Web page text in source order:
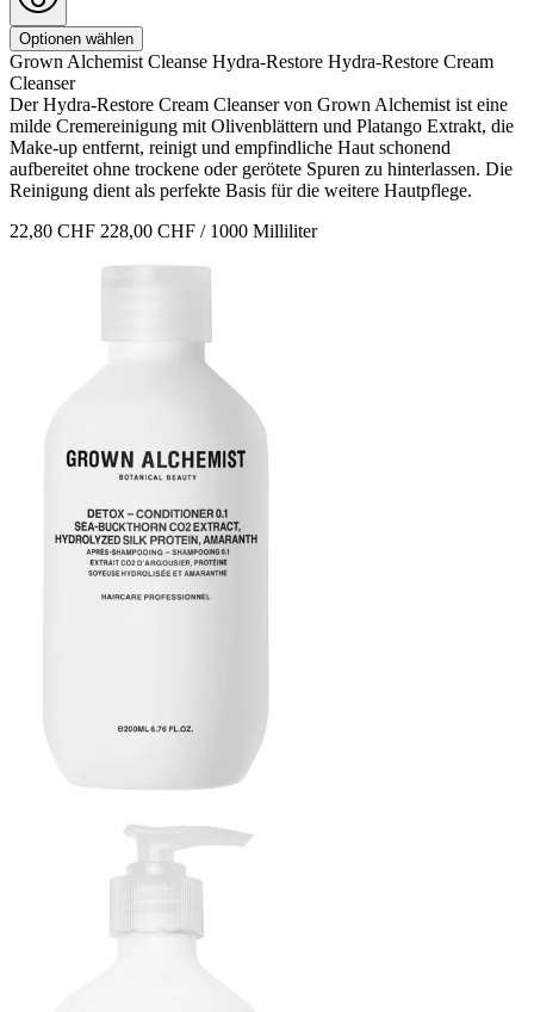
Optionen wählen
Grown Alchemist Cleanse Hydra-Restore Hydra-Restore Cream
Cleanser
Der Hydra-Restore Cream Cleanser von Grown Alchemist ist eine
milde Cremereinigung mit Olivenblättern und Platango Extrakt, die
Make-up entfernt, reinigt und empfindliche Haut schonend
aufbereitet ohne trockene oder gerötete Spuren zu hinterlassen. Die
Reinigung dient als perfekte Basis für die weitere Hautpflege.
22,80 CHF 228,00 CHF / 1000 Milliliter